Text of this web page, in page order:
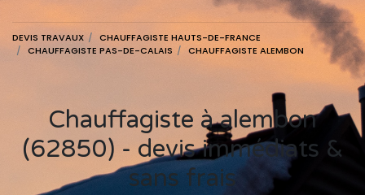
DEVIS TRAVAUX
CHAUFFAGISTE HAUTS-DE-FRANCE
CHAUFFAGISTE PAS-DE-CALAIS
CHAUFFAGISTE ALEMBON
Chauffagiste à alembon
(62850) - devis immédiats &
sans frais